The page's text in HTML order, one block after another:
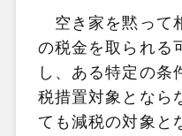
空き家を黙って
の税金を取られる
し、ある特定の条
税措置対象となら
ても減税の対象と